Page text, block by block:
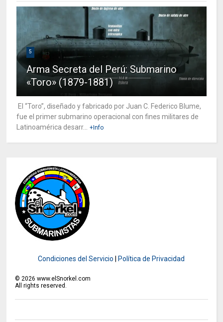
5
Arma Secreta del Perú: Submarino
«Toro» (1879-1881)
El “Toro”, diseñado y fabricado por Juan C. Federico Blume,
fue el primer submarino operacional con fines militares de
Latinoamérica desarr...
+Info
Condiciones del Servicio |Política de Privacidad
© 2026 www.elSnorkel.com
All rights reserved.